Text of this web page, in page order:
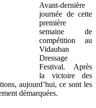
Avant-dernière
journée de cette
première
semaine de
compétition au
Vidauban
Dressage
Festival. Après
la victoire des
aujourd’hui, ce sont les
démarquées.